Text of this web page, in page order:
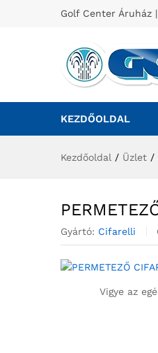
Golf Center Áruház
KEZDŐOLDAL
Kezdőoldal / Üzlet /
Gyártó: Cifarelli
Vigye az